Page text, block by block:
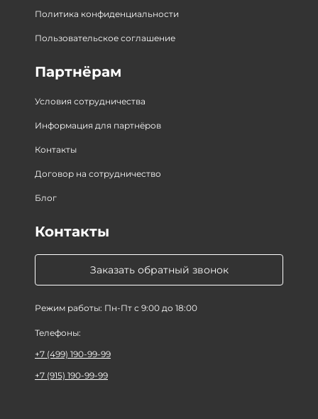
Политика конфиденциальности
Пользовательское соглашение
Партнёрам
Условия сотрудничества
Информация для партнёров
Контакты
Договор на сотрудничество
Блог
Заказать обратный звонок
Режим работы: Пн-Пт с 9:00 до 18:00
Контакты
Телефоны:
+7 (499) 190-99-99
+7 (915) 190-99-99